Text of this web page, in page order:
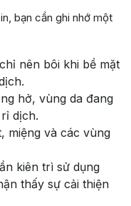
bạn cần ghi nhớ một
nên bôi khi bề mặt
hở, vùng da đang
dịch.
miệng và các vùng
kiên trì sử dụng
thấy sự cải thiện